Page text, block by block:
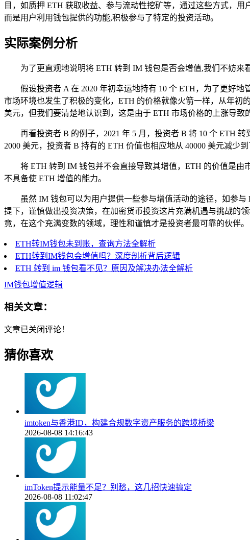
目，如质押 ETH 获取收益、参与流动性挖矿等，通过这些方式，
而是用户利用钱包提供的功能,积极参与了特定的投资活动。
实际案例分析
为了更直观地说明将 ETH 转到 IM 钱包是否会增值,我们不妨来
假设投资者 A 在 2020 年初幸运地持有 10 个 ETH，为了更好
市场环境也发生了积极的变化，ETH 的价格就像火箭一样，从年初
美元，但我们要清楚地认识到，这是由于 ETH 市场价格的上涨导致
再看投资者 B 的例子，2021 年 5 月，投资者 B 将 10 个 ETH
2000 美元，投资者 B 持有的 ETH 价值也相应地从 40000 美元减少
将 ETH 转到 IM 钱包并不会直接导致其增值，ETH 的价值是
不具备使 ETH 增值的能力。
虽然 IM 钱包可以为用户提供一些参与增值活动的途径，如参
提下，谨慎做出投资决策，在加密货币投资这片充满机遇与挑战的
竟，在这个充满变数的领域，理性和谨慎才是投资者最可靠的伙伴。
ETH转IM钱包未到账，查询方法全解析
ETH转到IM钱包会增值吗？深度剖析背后逻辑
ETH 转到 im 钱包看不见？原因及解决办法全解析
IM钱包增值逻辑
相关文章：
文章已关闭评论！
猜你喜欢
imtoken与香港ID，构建合规数字资产服务的跨境桥梁
2026-08-08 14:16:43
imToken提示能量不足？别愁，这几招快速搞定
2026-08-08 11:02:47